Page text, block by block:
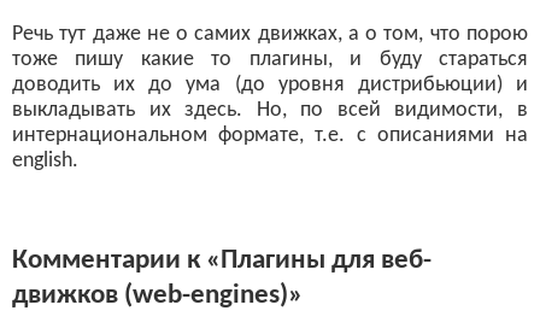
Речь тут даже не о самих движках, а о том, что порою
тоже пишу какие то плагины, и буду стараться
доводить их до ума (до уровня дистрибьюции) и
выкладывать их здесь. Но, по всей видимости, в
интернациональном формате, т.е. с описаниями на
english.
Комментарии к «Плагины для веб-
движков (web-engines)»